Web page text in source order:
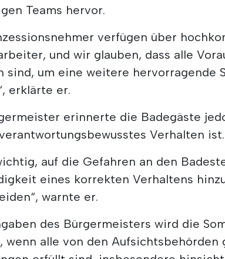
Teams hervor.
verfügen über
und wir glauben, dass alle
sind, um eine weitere hervorragende
erklärte er.
erinnerte die Badegäste
Verhalten ist.
auf die Gefahren an den
eines korrekten Verhaltens
warnte er.
des Bürgermeisters wird die
wenn alle von den Aufsichtsbehörden